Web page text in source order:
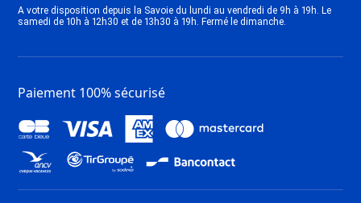
A votre disposition depuis la Savoie du lundi au vendredi de 9h à 19h. Le
samedi de 10h à 12h30 et de 13h30 à 19h. Fermé le dimanche.
Paiement 100% sécurisé